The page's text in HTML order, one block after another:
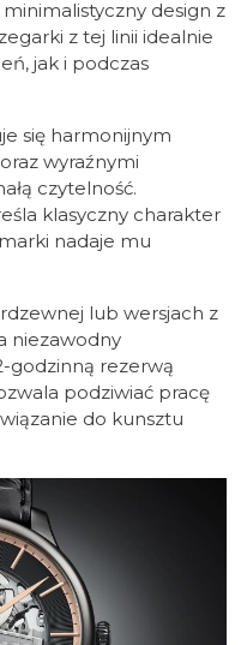
design z
z tej linii idealnie
jak i podczas
się harmonijnym
wyraźnymi
czytelność.
klasyczny charakter
nadaje mu
lub wersjach z
niezawodny
godzinną rezerwą
podziwiać pracę
do kunsztu